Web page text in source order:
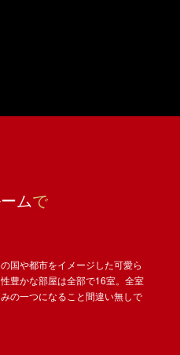
ムで
国や都市をイメージした可愛ら
豊かな部屋は全部で16室。全室
の一つになること間違い無しで